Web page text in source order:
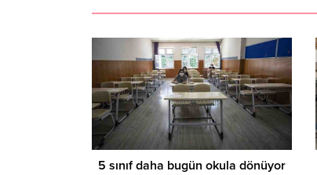
5 sınıf daha bugün okula dönüyor